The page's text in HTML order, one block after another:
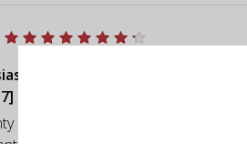
reduction joins wheat bran and